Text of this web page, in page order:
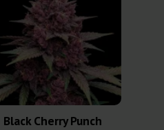
Black Cherry Punch